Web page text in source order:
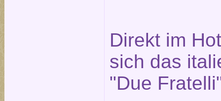
Direkt im
sich das
"Due